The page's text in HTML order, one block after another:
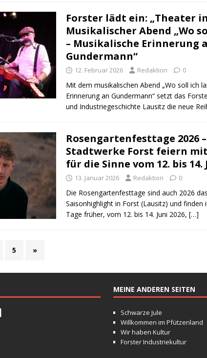
Forster lädt ein: „Theater
Musikalischer Abend „Wo
– Musikalische Erinnerung
Gundermann“
12. Februar 2026 Redaktion 0
Mit dem musikalischen Abend „Wo soll ich
Erinnerung an Gundermann“ setzt das
und Industriegeschichte Lausitz die neue
Rosengartenfesttage 2026
Stadtwerke Forst feiern
für die Sinne vom 12. bis 14.
13. Januar 2026 Redaktion 0
Die Rosengartenfesttage sind auch 2026
Saisonhighlight in Forst (Lausitz) und finden
Tage früher, vom 12. bis 14. Juni 2026, […]
5 »
MEINE ANDEREN SEITEN
Schwarze Jule
Willkommen im Pfützenland
Wir haben Kultur
Forster Industriekultur